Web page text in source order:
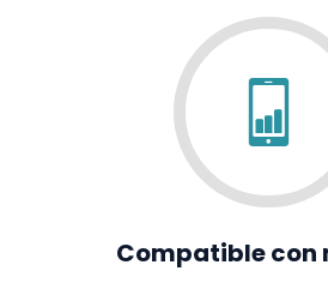
Compatible con